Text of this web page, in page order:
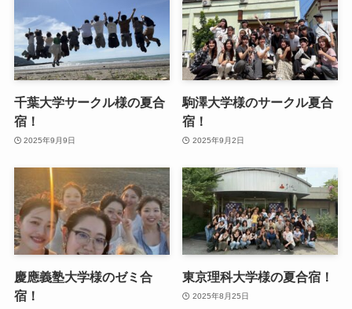
千葉大学サークル様の夏合
宿！
2025年9月9日
駒澤大学様のサークル夏合
宿！
2025年9月2日
慶應義塾大学様のゼミ合
宿！
東京理科大学様の夏合宿！
2025年8月25日